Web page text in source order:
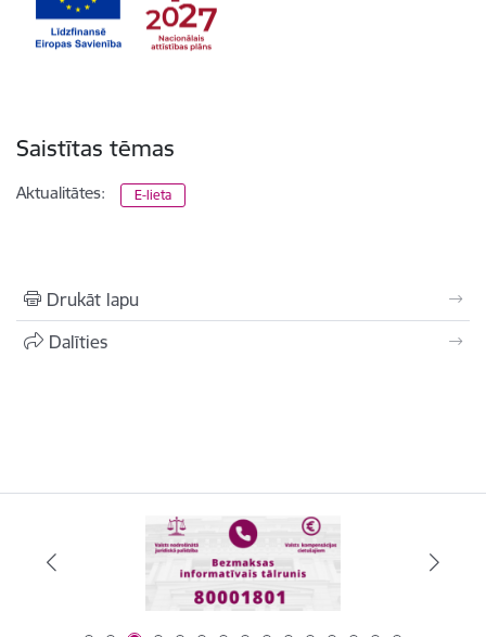
Saistītas tēmas
Aktualitātes: E-lieta
Drukāt lapu
Dalīties